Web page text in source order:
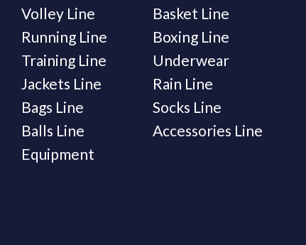
Volley Line
Basket Line
Running Line
Boxing Line
Training Line
Underwear
Jackets Line
Rain Line
Bags Line
Socks Line
Balls Line
Accessories Line
Equipment